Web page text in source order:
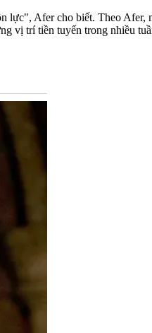
lực", Afer cho biết. Theo Afer,
vị trí tiền tuyến trong nhiều